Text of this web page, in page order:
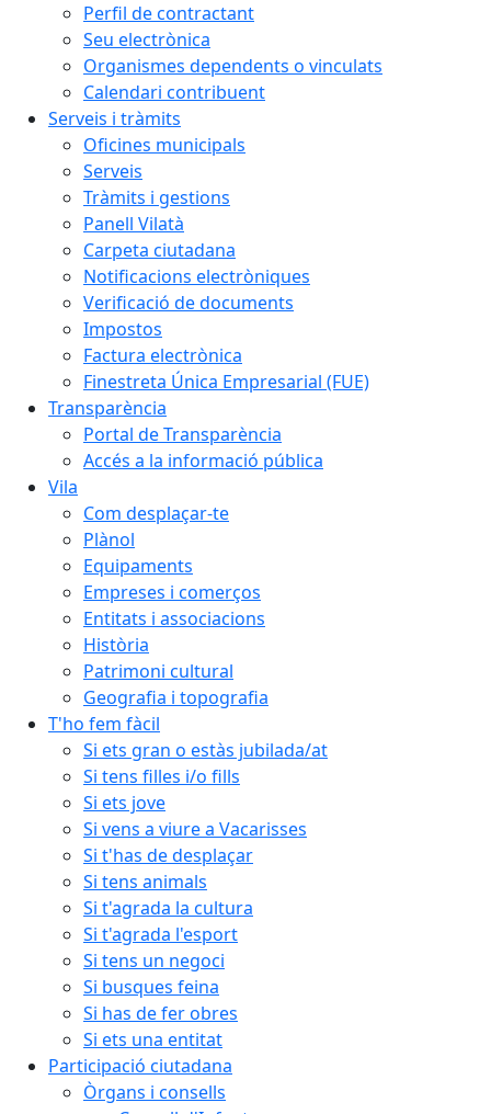
Perfil de contractant
Seu electrònica
Organismes dependents o vinculats
Calendari contribuent
Serveis i tràmits
Oficines municipals
Serveis
Tràmits i gestions
Panell Vilatà
Carpeta ciutadana
Notificacions electròniques
Verificació de documents
Impostos
Factura electrònica
Finestreta Única Empresarial (FUE)
Transparència
Portal de Transparència
Accés a la informació pública
Vila
Com desplaçar-te
Plànol
Equipaments
Empreses i comerços
Entitats i associacions
Història
Patrimoni cultural
Geografia i topografia
T'ho fem fàcil
Si ets gran o estàs jubilada/at
Si tens filles i/o fills
Si ets jove
Si vens a viure a Vacarisses
Si t'has de desplaçar
Si tens animals
Si t'agrada la cultura
Si t'agrada l'esport
Si tens un negoci
Si busques feina
Si has de fer obres
Si ets una entitat
Participació ciutadana
Òrgans i consells